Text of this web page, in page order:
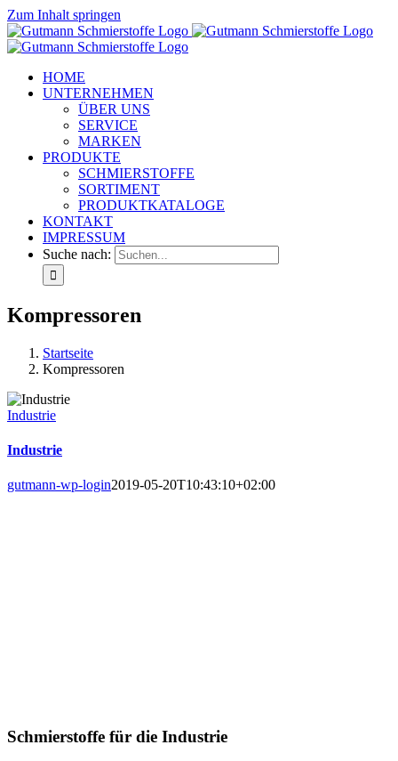
Zum Inhalt springen
HOME
UNTERNEHMEN
ÜBER UNS
SERVICE
MARKEN
PRODUKTE
SCHMIERSTOFFE
SORTIMENT
PRODUKTKATALOGE
KONTAKT
IMPRESSUM
Suche nach:
Kompressoren
Startseite
Kompressoren
Industrie
Industrie
gutmann-wp-login2019-05-20T10:43:10+02:00
Schmierstoffe für die Industrie